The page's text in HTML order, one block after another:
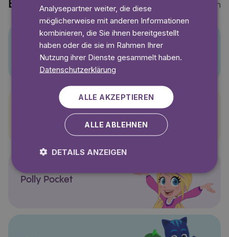
Entdecke auch Mehr anzeigen
Pettersson und Findus
Polly Pocket
Analysepartner weiter, die diese
möglicherweise mit anderen Informationen
kombinieren, die Sie ihnen bereitgestellt
haben oder die sie im Rahmen Ihrer
Nutzung ihrer Dienste gesammelt haben.
Datenschutzerklärung
ALLE AKZEPTIEREN
ALLE ABLEHNEN
DETAILS ANZEIGEN